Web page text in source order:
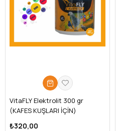
VitaFLY Elektrolit 300 gr
(KAFES KUŞLARI İÇİN)
₺320,00